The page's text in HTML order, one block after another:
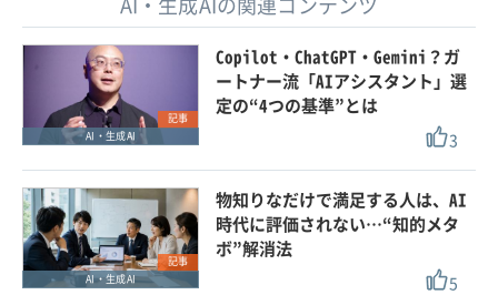
記事
AI・生成AI
Copilot・ChatGPT・Gemini？ガ
ートナー流「AIアシスタント」選
定の“4つの基準”とは
3
記事
AI・生成AI
物知りなだけで満足する人は、AI
時代に評価されない…“知的メタ
ボ”解消法
5